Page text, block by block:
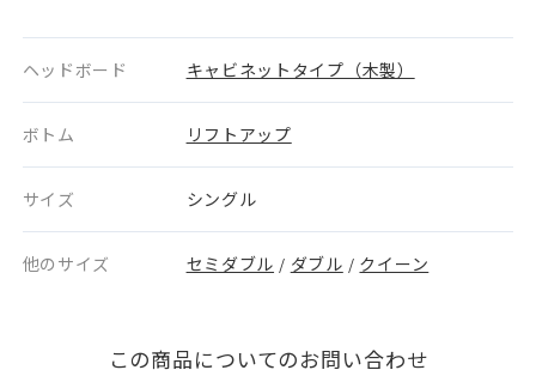
ヘッドボード キャビネットタイプ（木製）
ボトム リフトアップ
サイズ シングル
他のサイズ セミダブル / ダブル / クイーン
この商品についてのお問い合わせ